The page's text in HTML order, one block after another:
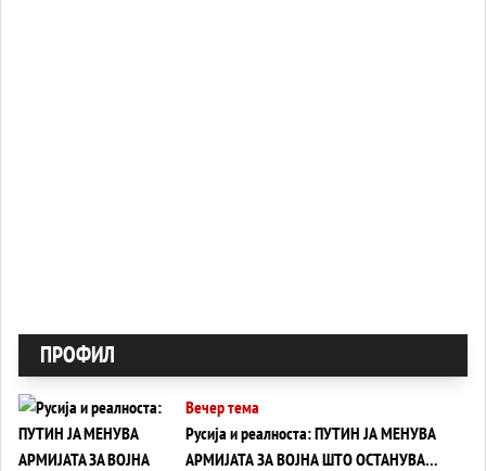
ПРОФИЛ
Вечер тема
Русија и реалноста: ПУТИН ЈА МЕНУВА
АРМИЈАТА ЗА ВОЈНА ШТО ОСТАНУВА